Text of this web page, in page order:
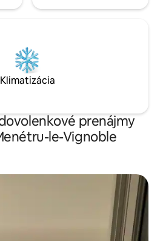
Klimatizácia
prenájmy
le-Vignoble